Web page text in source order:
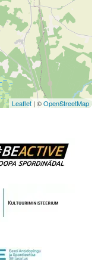
Leaflet | ©OpenStreetMap